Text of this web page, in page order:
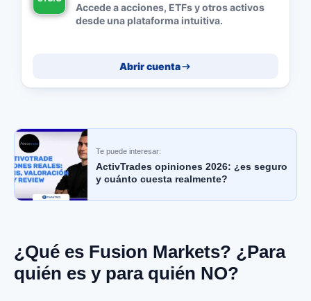
Accede a acciones, ETFs y otros activos
desde una plataforma intuitiva.
Abrir cuenta
Te puede interesar:
ActivTrades opiniones 2026: ¿es seguro
y cuánto cuesta realmente?
¿Qué es Fusion Markets? ¿Para
quién es y para quién NO?